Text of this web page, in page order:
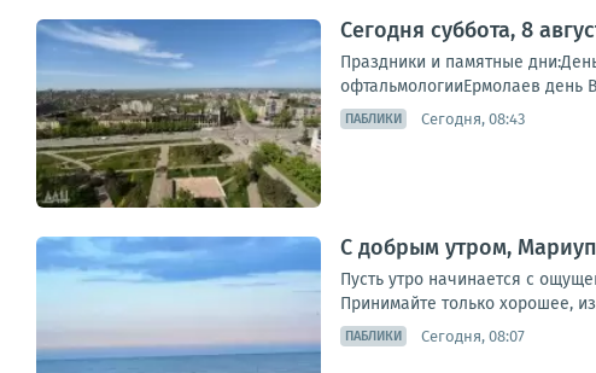
Сегодня суббота, 8
Праздники и памятные
офтальмологииЕрмолаев день
ПАБЛИКИ Сегодня, 08:43
С добрым утром,
Пусть утро начинается с
Принимайте только хорошее,
ПАБЛИКИ Сегодня, 08:07